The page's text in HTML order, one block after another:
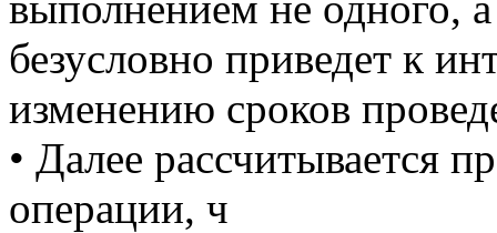
безусловно приведет к
изменению сроков
• Далее рассчитывается
операции, ч